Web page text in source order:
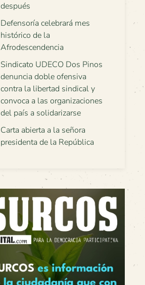
después
Defensoría celebrará mes
histórico de la
Afrodescendencia
Sindicato UDECO Dos Pinos
denuncia doble ofensiva
contra la libertad sindical y
convoca a las organizaciones
del país a solidarizarse
Carta abierta a la señora
presidenta de la República